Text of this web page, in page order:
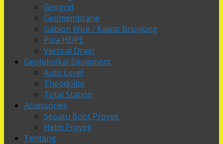
Geogrid
Geomembrane
Gabion Wire / Kawat Bronjong
Pipa HDPE
Vertical Drain
Geoteknikal Equipment
Auto Level
Theodolite
Total Station
Accessories
Sepatu Boot Proyek
Helm Proyek
Tentang